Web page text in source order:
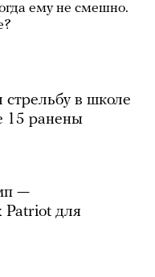
ему не смешно.
в школе
15 ранены
—
Patriot для